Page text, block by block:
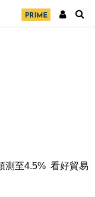
測至4.5% 看好貿易